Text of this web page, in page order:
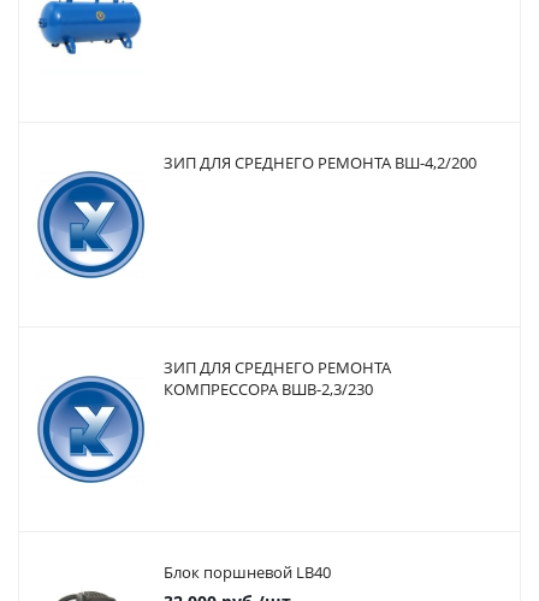
ЗИП ДЛЯ СРЕДНЕГО РЕМОНТА ВШ-4,2/200
ЗИП ДЛЯ СРЕДНЕГО РЕМОНТА
КОМПРЕССОРА ВШВ-2,3/230
Блок поршневой LB40